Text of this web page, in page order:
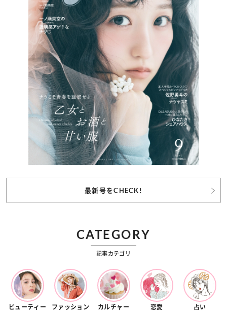
最新号をCHECK!
CATEGORY
記事カテゴリ
ビューティー ファッション カルチャー 恋愛 占い